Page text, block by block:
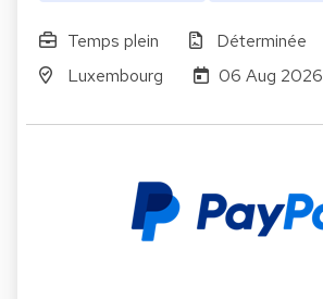
Temps plein
Déterminée
Luxembourg
06 Aug 2026